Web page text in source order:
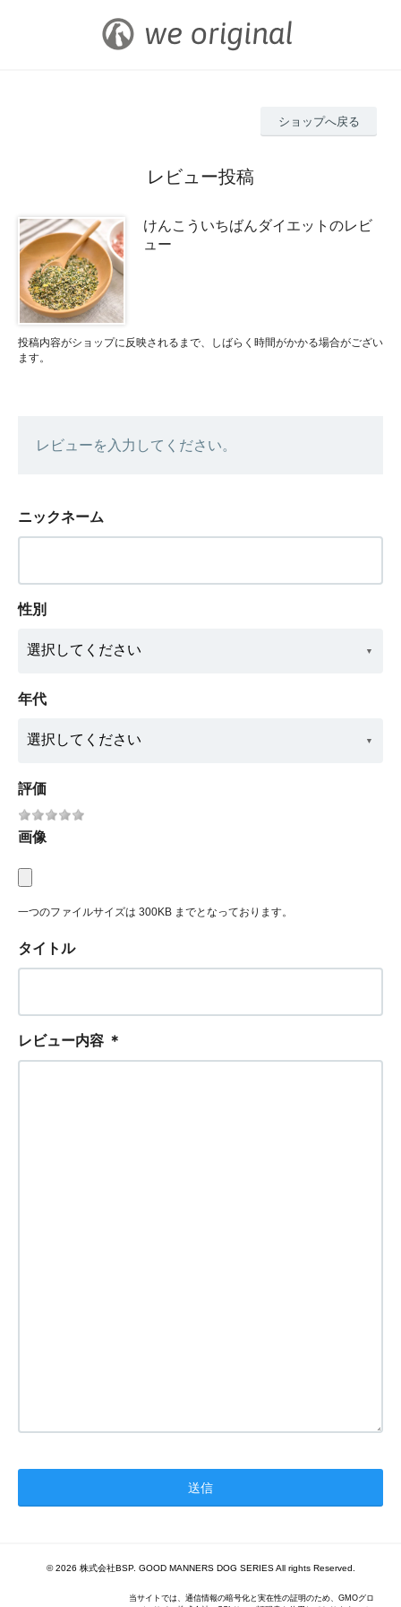
ショップへ戻る
レビュー投稿
けんこういちばんダイエットのレビ
ュー
投稿内容がショップに反映されるまで、しばらく時間がかかる場合がござい
ます。
レビューを入力してください。
ニックネーム
性別
年代
評価
画像
一つのファイルサイズは 300KB までとなっております。
タイトル
レビュー内容 ＊
© 2026 株式会社BSP. GOOD MANNERS DOG SERIES All rights Reserved.
当サイトでは、通信情報の暗号化と実在性の証明のため、GMOグロ